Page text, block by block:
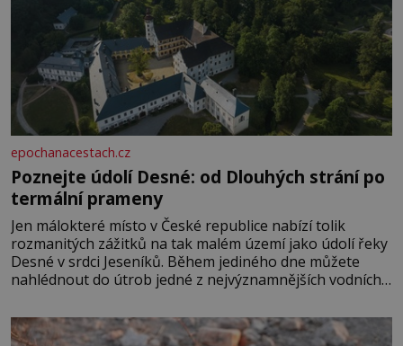
epochanacestach.cz
Poznejte údolí Desné: od Dlouhých strání po
termální prameny
Jen málokteré místo v České republice nabízí tolik
rozmanitých zážitků na tak malém území jako údolí řeky
Desné v srdci Jeseníků. Během jediného dne můžete
nahlédnout do útrob jedné z nejvýznamnějších vodních
se na koloběžce a den zakončit poznáváním památek ve
Velkých Losinách nebo v termálním